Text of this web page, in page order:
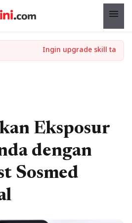
menu
Eksposur
dengan
Sosmed